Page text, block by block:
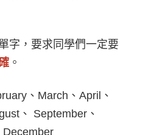
字，要求同學們一定要
。
、March、April、
、 September、
December